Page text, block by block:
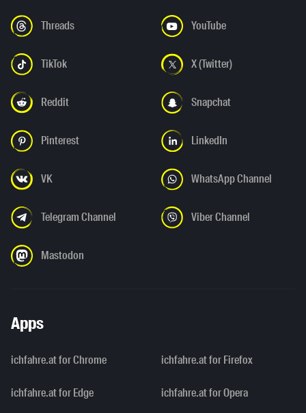
Threads YouTube
TikTok X (Twitter)
Reddit Snapchat
Pinterest LinkedIn
VK WhatsApp Channel
Telegram Channel Viber Channel
Mastodon
Apps
ichfahre.at for Chrome ichfahre.at for Firefox
ichfahre.at for Edge ichfahre.at for Opera